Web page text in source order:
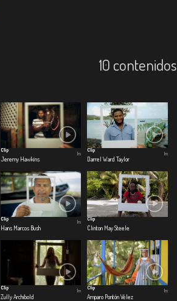
10 contenidos
Clip
Jeremy Hawkins
1m
Clip
Darrel Ward Taylor
1m
Clip
Hans Marcos Bush
1m
Clip
Clinton May Steele
Clip
Zully Archibold
1m
Clip
Amparo Pontón Vélez
1m